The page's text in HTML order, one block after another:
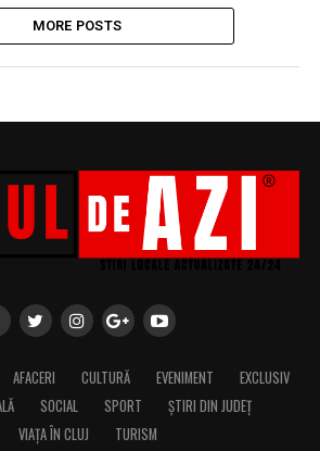
MORE POSTS
AFACERI CULTURĂ EVENIMENT
EXCLUSIV
SOCIAL SPORT
ȘTIRI DIN JUDEȚ
VIAȚA ÎN CLUJ
TURISM